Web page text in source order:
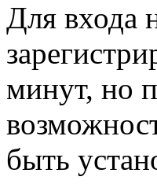
Для входа
минут, но
быть